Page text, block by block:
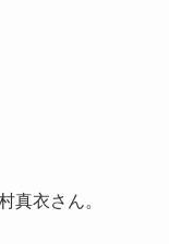
真衣さん。